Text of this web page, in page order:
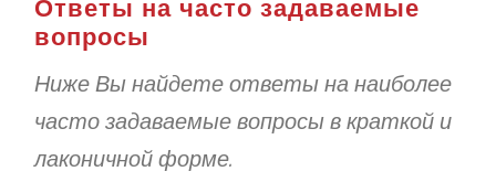
Ответы на часто задаваемые
вопросы
Ниже Вы найдете ответы на наиболее
часто задаваемые вопросы в краткой и
лаконичной форме.